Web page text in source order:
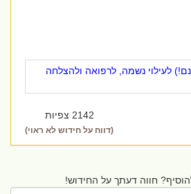
לעילוי נשמה, לרפואה ולהצלחה
2142 צפיות
(דווח על חידוש לא ראוי)
חווה דעתך על החידוש!